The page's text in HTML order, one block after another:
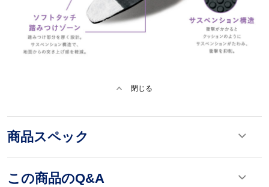
閉じる
商品スペック
この商品のQ&A